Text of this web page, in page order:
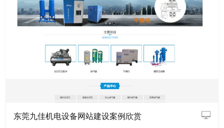
东莞九佳机电设备网站建设案例欣赏